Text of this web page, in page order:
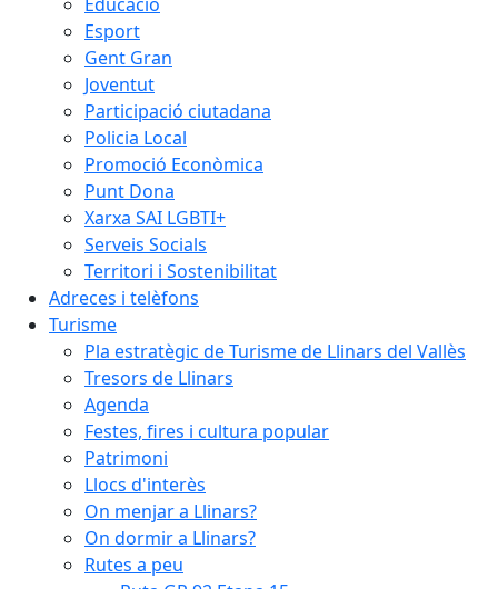
Esport
Gent Gran
Joventut
Participació ciutadana
Policia Local
Promoció Econòmica
Punt Dona
Xarxa SAI LGBTI+
Serveis Socials
Territori i Sostenibilitat
Adreces i telèfons
Turisme
Pla estratègic de Turisme de Llinars del Vallès
Tresors de Llinars
Agenda
Festes, fires i cultura popular
Patrimoni
Llocs d'interès
On menjar a Llinars?
On dormir a Llinars?
Rutes a peu